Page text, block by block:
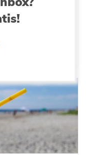
in
bekeken